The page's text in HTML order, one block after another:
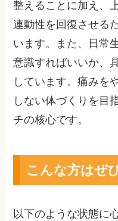
整えることに加え、
連動性を回復させる
います。また、日常
意識すればいいか、
しています。痛みを
しない体づくりを目
チの核心です。
こんな方はぜ
以下のような状態に